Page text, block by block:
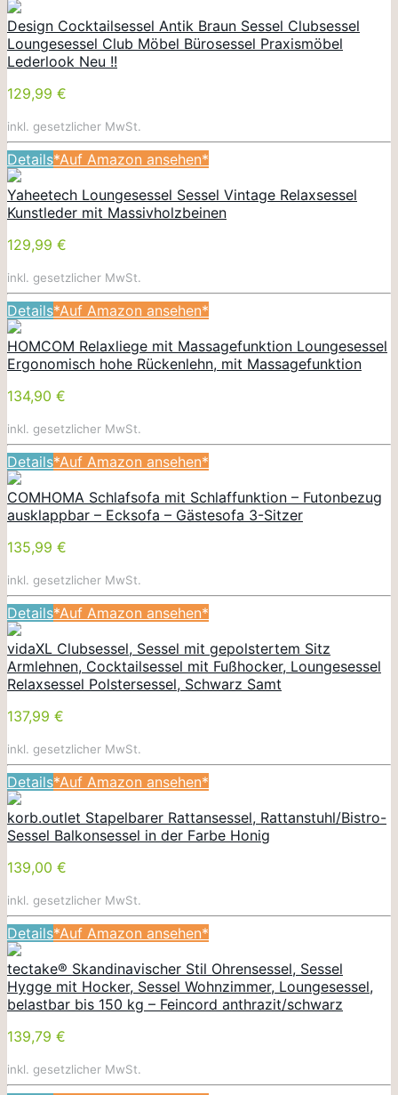
Design Cocktailsessel Antik Braun Sessel Clubsessel
Loungesessel Club Möbel Bürosessel Praxismöbel
Lederlook Neu !!
129,99 €
inkl. gesetzlicher MwSt.
Details*Auf Amazon ansehen*
Yaheetech Loungesessel Sessel Vintage Relaxsessel
Kunstleder mit Massivholzbeinen
129,99 €
inkl. gesetzlicher MwSt.
Details*Auf Amazon ansehen*
HOMCOM Relaxliege mit Massagefunktion Loungesessel
Ergonomisch hohe Rückenlehn, mit Massagefunktion
134,90 €
inkl. gesetzlicher MwSt.
Details*Auf Amazon ansehen*
COMHOMA Schlafsofa mit Schlaffunktion – Futonbezug
ausklappbar – Ecksofa – Gästesofa 3-Sitzer
135,99 €
inkl. gesetzlicher MwSt.
Details*Auf Amazon ansehen*
vidaXL Clubsessel, Sessel mit gepolstertem Sitz
Armlehnen, Cocktailsessel mit Fußhocker, Loungesessel
Relaxsessel Polstersessel, Schwarz Samt
137,99 €
inkl. gesetzlicher MwSt.
Details*Auf Amazon ansehen*
korb.outlet Stapelbarer Rattansessel, Rattanstuhl/Bistro-
Sessel Balkonsessel in der Farbe Honig
139,00 €
inkl. gesetzlicher MwSt.
Details*Auf Amazon ansehen*
tectake® Skandinavischer Stil Ohrensessel, Sessel
Hygge mit Hocker, Sessel Wohnzimmer, Loungesessel,
belastbar bis 150 kg – Feincord anthrazit/schwarz
139,79 €
inkl. gesetzlicher MwSt.